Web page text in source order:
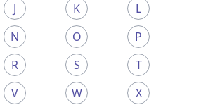
J K
L
N O
P
R S
T
V W
X